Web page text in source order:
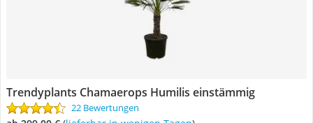
Trendyplants Chamaerops Humilis einstämmig
22 Bewertungen